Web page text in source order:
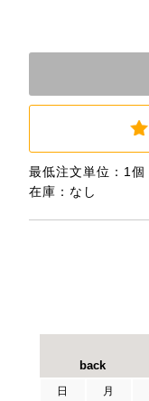
最低注文単位：1個
在庫：なし
日 月